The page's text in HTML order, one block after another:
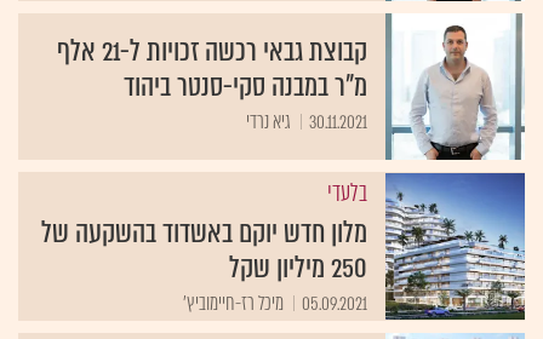
קבוצת גבאי רכשה זכויות ל-21 אלף
מ"ר במבנה סקי-סנטר ביהוד
30.11.2021 גיא נרדי
בלעדי
מלון חדש יוקם באשדוד בהשקעה של
250 מיליון שקל
05.09.2021 מיכל רז-חיימוביץ'